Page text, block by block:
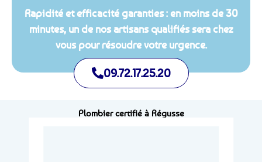
Rapidité et efficacité garanties : en moins de 30
minutes, un de nos artisans qualifiés sera chez
vous pour résoudre votre urgence.
09.72.17.25.20
Plombier certifié à Régusse